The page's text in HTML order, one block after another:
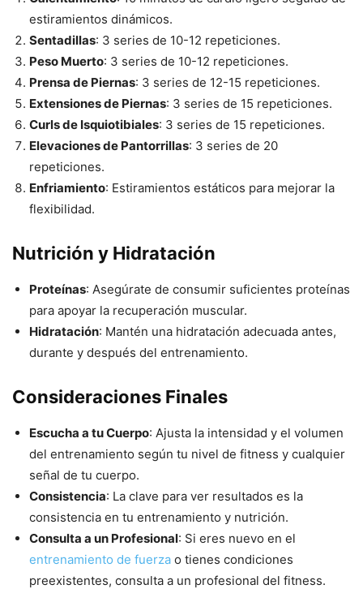
estiramientos dinámicos.
Sentadillas: 3 series de 10-12 repeticiones.
Peso Muerto: 3 series de 10-12 repeticiones.
Prensa de Piernas: 3 series de 12-15 repeticiones.
Extensiones de Piernas: 3 series de 15 repeticiones.
Curls de Isquiotibiales: 3 series de 15 repeticiones.
Elevaciones de Pantorrillas: 3 series de 20
repeticiones.
Enfriamiento: Estiramientos estáticos para mejorar la
flexibilidad.
Nutrición y Hidratación
Proteínas: Asegúrate de consumir suficientes proteínas
para apoyar la recuperación muscular.
Hidratación: Mantén una hidratación adecuada antes,
durante y después del entrenamiento.
Consideraciones Finales
Escucha a tu Cuerpo: Ajusta la intensidad y el volumen
del entrenamiento según tu nivel de fitness y cualquier
señal de tu cuerpo.
Consistencia: La clave para ver resultados es la
consistencia en tu entrenamiento y nutrición.
Consulta a un Profesional: Si eres nuevo en el
entrenamiento de fuerza o tienes condiciones
preexistentes, consulta a un profesional del fitness.